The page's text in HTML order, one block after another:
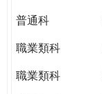
普通科
職業類科
職業類科